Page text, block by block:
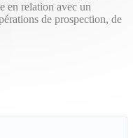
en relation avec un
de prospection, de